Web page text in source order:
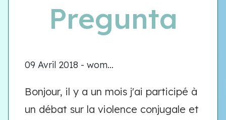
Pregunta
09 Avril 2018 - wom...
Bonjour, il y a un mois j'ai participé à
un débat sur la violence conjugale et